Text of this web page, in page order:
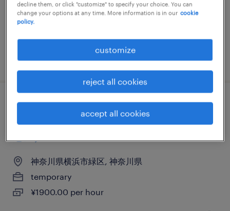
¥10,000,000 - ¥17,000,000 per year, 年収1,000
～ 1,700万円
posted 23 august 2023
it・web系／メーカー系／流通・サービス系
のテレオペ・テレマーケティング・コール
神奈川県横浜市緑区, 神奈川県
temporary
¥1900.00 per hour
decline them, or click "customize" to specify your choice. You can
change your options at any time. More information is in our cookie
policy.
customize
reject all cookies
accept all cookies